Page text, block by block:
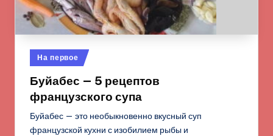
Опубликовано
в
На первое
Буйабес — 5 рецептов
французского супа
Буйабес — это необыкновенно вкусный суп
французской кухни с изобилием рыбы и